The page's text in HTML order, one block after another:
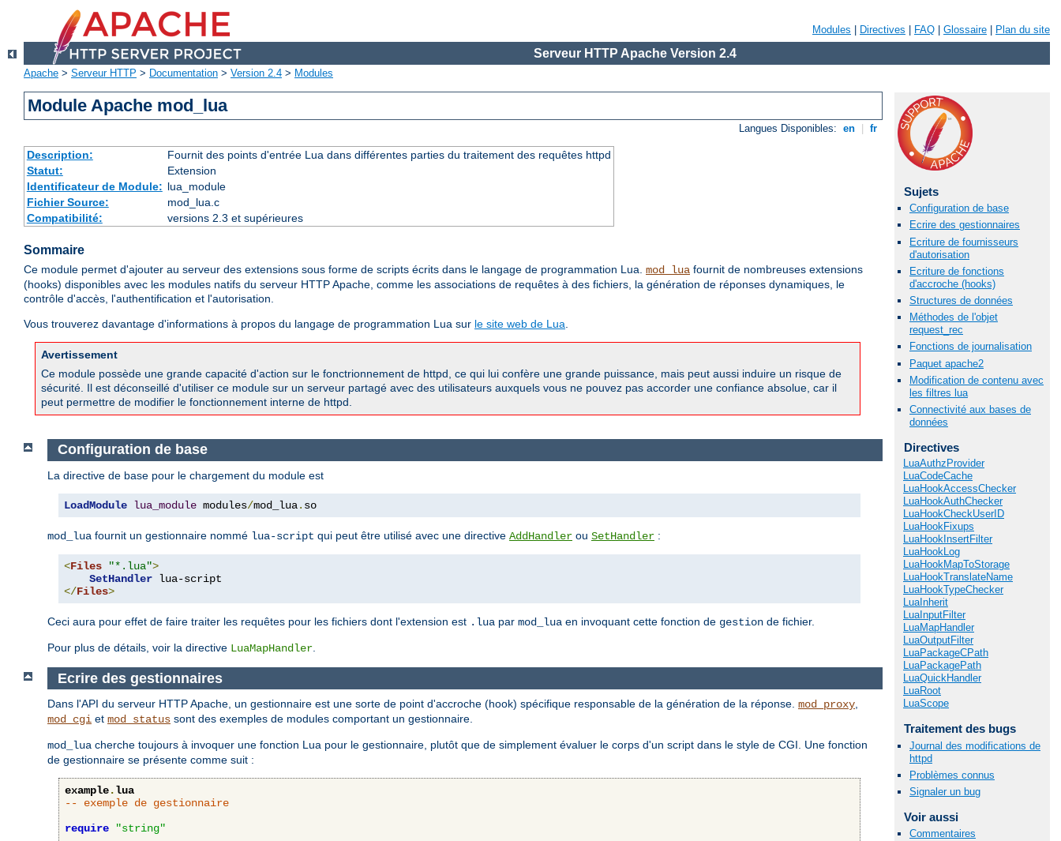
Modules Directives FAQ Glossaire Plan du site
Serveur HTTP Apache Version 2.4
Apache > Serveur HTTP > Documentation > Version 2.4 > Modules
Module Apache mod_lua
Langues Disponibles: en fr
Description:
Fournit des points d'entrée Lua dans différentes parties du traitement des requêtes httpd
Statut:
Extension
Identificateur de Module: lua_module
Fichier Source:
mod_lua.c
Compatibilité:
versions 2.3 et supérieures
Sommaire
Ce module permet d'ajouter au serveur des extensions sous forme de scripts écrits dans le langage de programmation Lua. mod_lua fournit de nombreuses extensions
(hooks) disponibles avec les modules natifs du serveur HTTP Apache, comme les associations de requêtes à des fichiers, la génération de réponses dynamiques, le
contrôle d'accès, l'authentification et l'autorisation.
Vous trouverez davantage d'informations à propos du langage de programmation Lua sur le site web de Lua.
Avertissement
Ce module possède une grande capacité d'action sur le fonctrionnement de httpd, ce qui lui confère une grande puissance, mais peut aussi induire un risque de
sécurité. Il est déconseillé d'utiliser ce module sur un serveur partagé avec des utilisateurs auxquels vous ne pouvez pas accorder une confiance absolue, car il
peut permettre de modifier le fonctionnement interne de httpd.
Sujets
Configuration de base
Ecrire des gestionnaires
Ecriture de fournisseurs
d'autorisation
Ecriture de fonctions
d'accroche (hooks)
Structures de données
Méthodes de l'objet
request_rec
Fonctions de journalisation
Paquet apache2
Modification de contenu avec
les filtres lua
Connectivité aux bases de
données
Directives
LuaAuthzProvider
LuaCodeCache
LuaHookAccessChecker
LuaHookAuthChecker
LuaHookCheckUserID
LuaHookFixups
LuaHookInsertFilter
LuaHookLog
LuaHookMapToStorage
LuaHookTranslateName
LuaHookTypeChecker
LuaInherit
LuaInputFilter
LuaMapHandler
LuaOutputFilter
LuaPackageCPath
LuaPackagePath
LuaQuickHandler
LuaRoot
LuaScope
Traitement des bugs
Journal des modifications de
httpd
Problèmes connus
Signaler un bug
Voir aussi
Commentaires
Configuration de base
La directive de base pour le chargement du module est
LoadModule lua_module modules/mod_lua. so
mod_lua fournit un gestionnaire nommé lua-script qui peut être utilisé avec une directive AddHandler ou SetHandler :
<Files "*.lua">
SetHandler
</Files>
Ceci aura pour effet de faire traiter les requêtes pour les fichiers dont l'extension est .lua par mod_lua en invoquant cette fonction de gestion de fichier.
Pour plus de détails, voir la directive LuaMapHandler
Ecrire des gestionnaires
Dans l'API du serveur HTTP Apache, un gestionnaire est une sorte de point d'accroche (hook) spécifique responsable de la génération de la réponse. mod_proxy,
mod_cgi et mod_status sont des exemples de modules comportant un gestionnaire.
mod_lua cherche toujours à invoquer une fonction Lua pour le gestionnaire, plutôt que de simplement évaluer le corps d'un script dans le style de CGI. Une fonction
de gestionnaire se présente comme suit :
example.lua
-- exemple de gestionnaire
require
"string"